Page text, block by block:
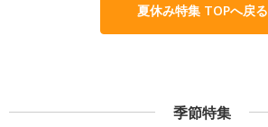
夏休み特集 TOPへ戻る
季節特集